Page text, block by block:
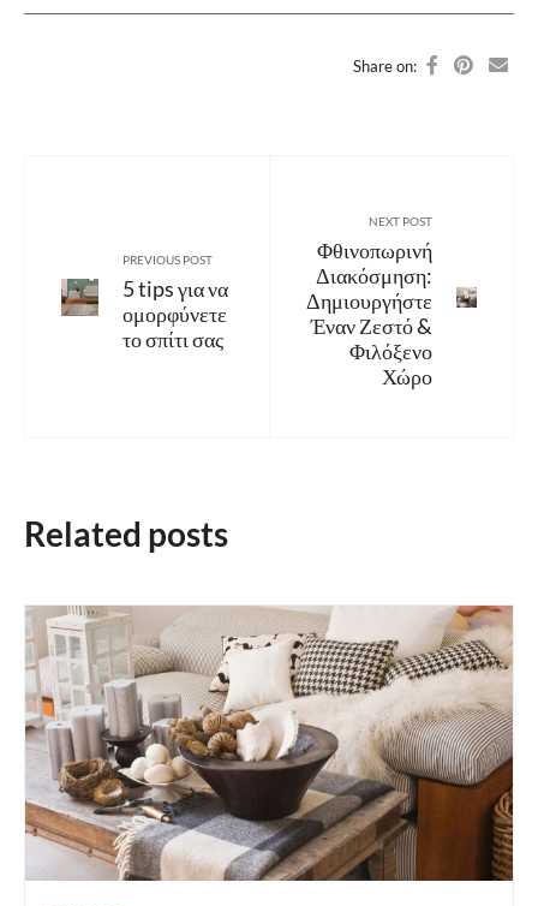
Share on:
PREVIOUS POST
5 tips για να
ομορφύνετε
το σπίτι σας
NEXT POST
Φθινοπωρινή
Διακόσμηση:
Δημιουργήστε
Έναν Ζεστό &
Φιλόξενο
Χώρο
Related posts